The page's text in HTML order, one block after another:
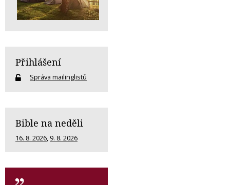
Přihlášení
Správa mailinglistů
Bible na neděli
16. 8. 2026, 9. 8. 2026